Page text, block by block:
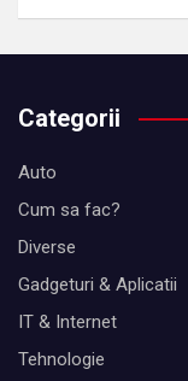
Categorii
Auto
Cum sa fac?
Diverse
Gadgeturi & Aplicatii
IT & Internet
Tehnologie